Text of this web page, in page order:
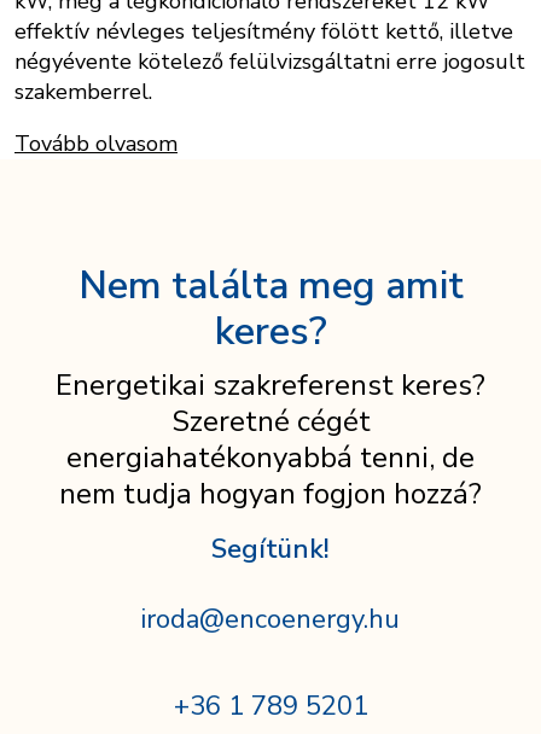
effektív névleges teljesítmény fölött kettő, illetve
négyévente kötelező felülvizsgáltatni erre jogosult
szakemberrel.
Tovább olvasom
Nem találta meg amit
keres?
Energetikai szakreferenst keres?
Szeretné cégét
energiahatékonyabbá tenni, de
nem tudja hogyan fogjon hozzá?
Segítünk!
iroda@encoenergy.hu
+36 1 789 5201